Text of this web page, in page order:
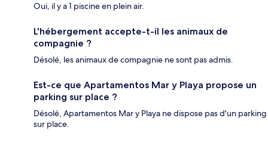
Oui, il y a 1 piscine en plein air.
L'hébergement accepte-t-il les animaux de
compagnie ?
Désolé, les animaux de compagnie ne sont pas admis.
Est-ce que Apartamentos Mar y Playa propose un
parking sur place ?
Désolé, Apartamentos Mar y Playa ne dispose pas d'un parking
sur place.